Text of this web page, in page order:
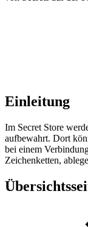
Einleitung
Im Secret Store
aufbewahrt. Dort
bei einem
Zeichenketten,